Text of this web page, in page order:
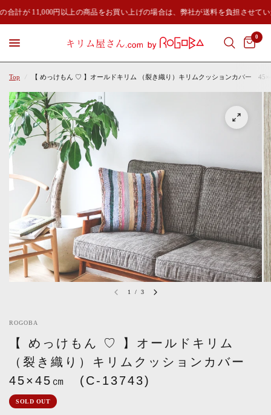
合計が 11,000円以上の商品をお買い上げの場合は、弊社が送料を負担させて
0
Top / 【 めっけもん ♡ 】オールドキリム （裂き織り）キリムクッションカバー
1 / 3
ROGOBA
【 めっけもん ♡ 】オールドキリム
（裂き織り）キリムクッションカバー
45×45㎝ (C-13743)
SOLD OUT